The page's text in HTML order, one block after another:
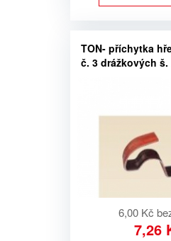
TON- příchytka
č. 3 drážkových š.
6,00 Kč
7,26